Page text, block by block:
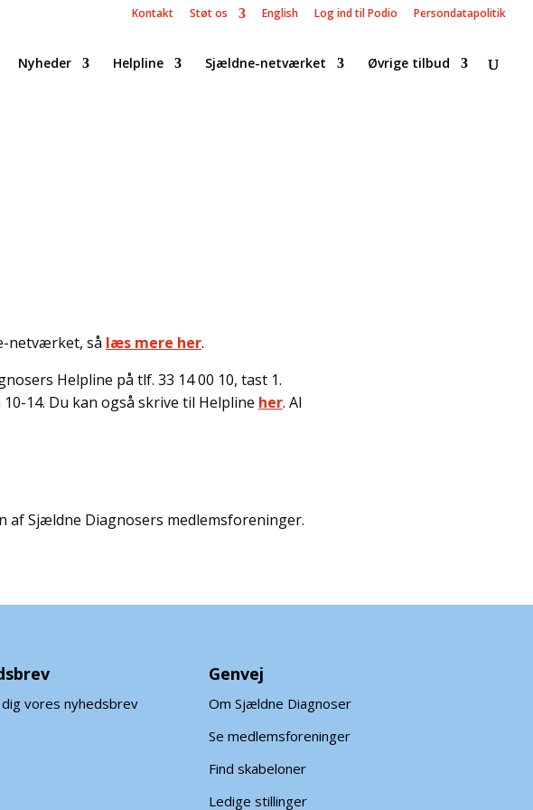
Kontakt Støt os English Log ind til Podio Persondatapolitik
Nyheder Helpline Sjældne-netværket Øvrige tilbud
netværket, så læs mere her.
Helpline på tlf. 33 14 00 10, tast 1.
14. Du kan også skrive til Helpline her. Al
Sjældne Diagnosers medlemsforeninger.
vores nyhedsbrev
Genvej
Om Sjældne Diagnoser
Se medlemsforeninger
Find skabeloner
Ledige stillinger